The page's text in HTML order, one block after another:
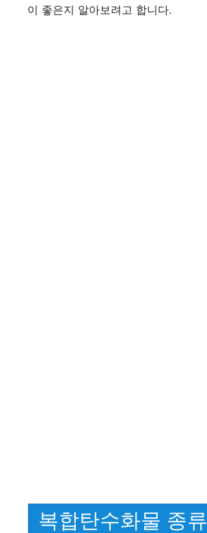
이 좋은지 알아보려고 합니다.
복합탄수화물 종류